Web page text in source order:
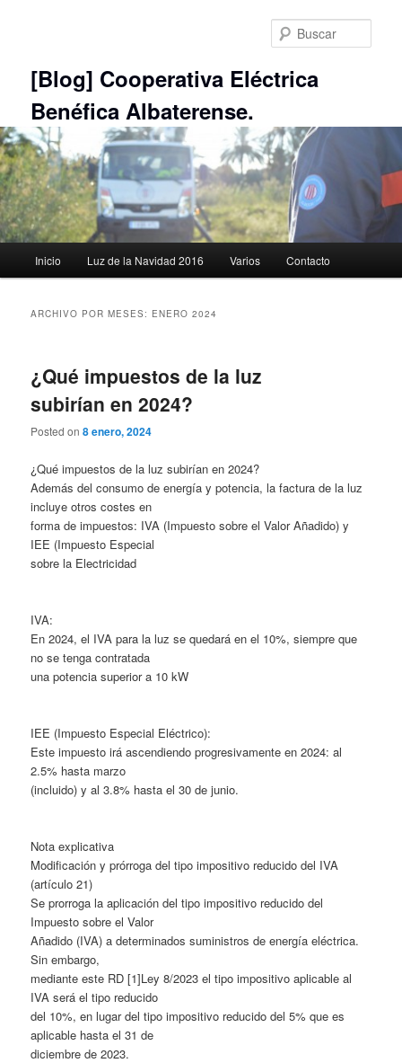
[Blog] Cooperativa Eléctrica
Benéfica Albaterense.
principal
Inicio Luz de la Navidad 2016 Varios Contacto
ARCHIVO POR MESES: ENERO 2024
¿Qué impuestos de la luz
subirían en 2024?
Posted on8 enero, 2024
¿Qué impuestos de la luz subirían en 2024?
Además del consumo de energía y potencia, la factura de la luz
incluye otros costes en
forma de impuestos: IVA (Impuesto sobre el Valor Añadido) y
IEE (Impuesto Especial
sobre la Electricidad
IVA:
En 2024, el IVA para la luz se quedará en el 10%, siempre que
no se tenga contratada
una potencia superior a 10 kW
IEE (Impuesto Especial Eléctrico):
Este impuesto irá ascendiendo progresivamente en 2024: al
2.5% hasta marzo
(incluido) y al 3.8% hasta el 30 de junio.
Nota explicativa
Modificación y prórroga del tipo impositivo reducido del IVA
(artículo 21)
Se prorroga la aplicación del tipo impositivo reducido del
Impuesto sobre el Valor
Añadido (IVA) a determinados suministros de energía eléctrica.
Sin embargo,
mediante este RD [1]Ley 8/2023 el tipo impositivo aplicable al
IVA será el tipo reducido
del 10%, en lugar del tipo impositivo reducido del 5% que es
aplicable hasta el 31 de
diciembre de 2023.